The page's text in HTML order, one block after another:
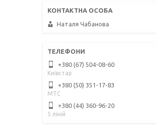
Наталя Чабанова
+380 (67) 504-08-60
Київстар
+380 (50) 351-17-83
МТС
+380 (44) 360-96-20
5 ліній